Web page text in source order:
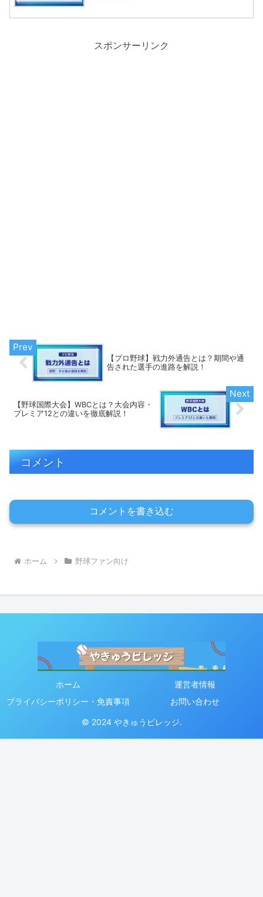
スポンサーリンク
【プロ野球】戦力外通告とは？期間や通
告された選手の進路を解説！
【野球国際大会】WBCとは？大会内容・
プレミア12との違いを徹底解説！
コメント
コメントを書き込む
ホーム 野球ファン向け
ホーム
運営者情報
プライバシーポリシー・免責事項
お問い合わせ
© 2024 やきゅうビレッジ.